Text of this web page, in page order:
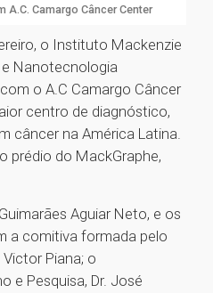
A.C. Camargo Câncer Center
o Instituto Mackenzie
Nanotecnologia
o A.C Camargo Câncer
centro de diagnóstico,
câncer na América Latina.
prédio do MackGraphe,
Aguiar Neto, e os
a comitiva formada pelo
Victor Piana; o
e Pesquisa, Dr. José